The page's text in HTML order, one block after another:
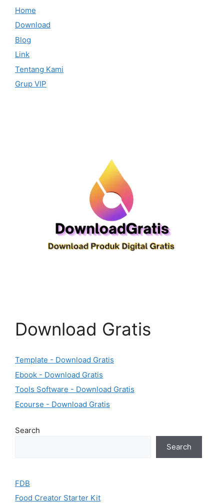
Home
Download
Blog
Link
Tentang Kami
Grup VIP
Download Gratis
Template - Download Gratis
Ebook - Download Gratis
Tools Software - Download Gratis
Ecourse - Download Gratis
Search
Search
FDB
Food Creator Starter Kit